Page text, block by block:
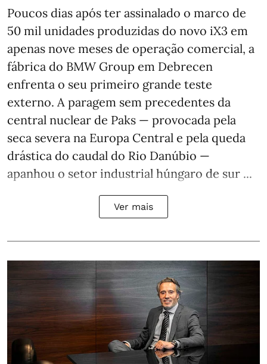
Poucos dias após ter assinalado o marco de
50 mil unidades produzidas do novo iX3 em
apenas nove meses de operação comercial, a
fábrica do BMW Group em Debrecen
enfrenta o seu primeiro grande teste
externo. A paragem sem precedentes da
central nuclear de Paks — provocada pela
seca severa na Europa Central e pela queda
drástica do caudal do Rio Danúbio —
apanhou o setor industrial húngaro de sur ...
Ver mais